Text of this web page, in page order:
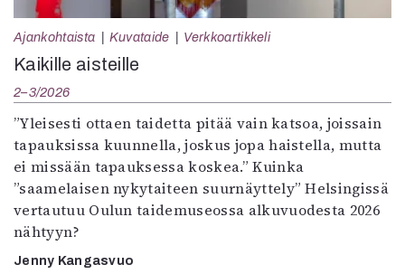
Ajankohtaista Kuvataide Verkkoartikkeli
Kaikille aisteille
2–3/2026
”Yleisesti ottaen taidetta pitää vain katsoa, joissain
tapauksissa kuunnella, joskus jopa haistella, mutta
ei missään tapauksessa koskea.” Kuinka
”saamelaisen nykytaiteen suurnäyttely” Helsingissä
vertautuu Oulun taidemuseossa alkuvuodesta 2026
nähtyyn?
Jenny Kangasvuo